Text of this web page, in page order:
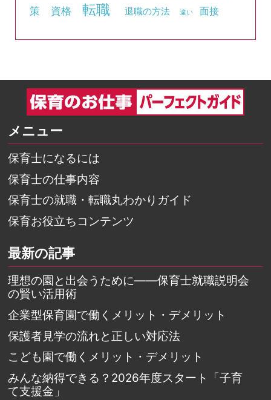
策
資格 転職 退職の方法 違い 面接
メニュー
保育士になるには
保育士の仕事内容
保育士の就職・転職丸わかりガイド
保育お役立ちコンテンツ
最新の記事
理想の園と出会うために――保育士就職説明会
の賢い活用術
企業型保育園で働くメリット・デメリット
保護者見学の流れと正しい対応法
こども園で働くメリット・デメリット
みんな納得できる？2026年度スタート「子育
て支援金」